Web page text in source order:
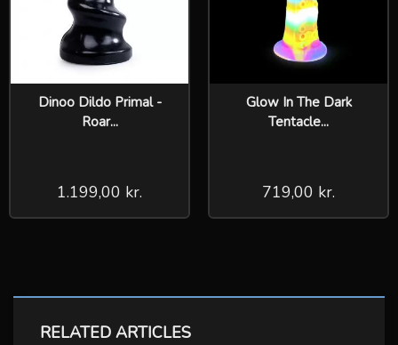
Dinoo Dildo Primal -
Roar...
1.199,00 kr.
Glow In The Dark
Tentacle...
719,00 kr.
RELATED ARTICLES